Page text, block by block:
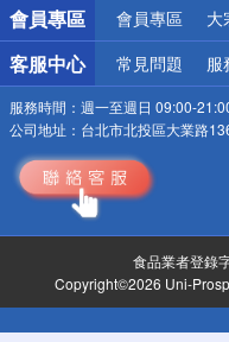
會員專區 會員專區 大
客服中心 常見問題 服
服務時間： 週一至週日 09:00-
公司地址： 台北市北投區大業路
食品業者登錄
Copyright©2026 Uni-